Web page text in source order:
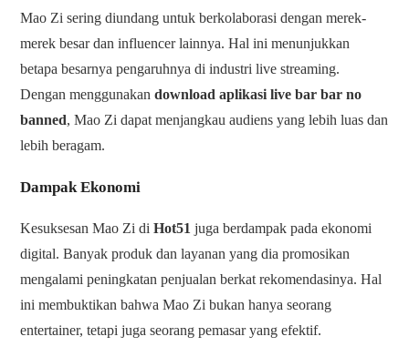
Mao Zi sering diundang untuk berkolaborasi dengan merek-
merek besar dan influencer lainnya. Hal ini menunjukkan
betapa besarnya pengaruhnya di industri live streaming.
Dengan menggunakandownload aplikasi live bar bar no
banned, Mao Zi dapat menjangkau audiens yang lebih luas dan
lebih beragam.
Dampak Ekonomi
Kesuksesan Mao Zi diHot51 juga berdampak pada ekonomi
digital. Banyak produk dan layanan yang dia promosikan
mengalami peningkatan penjualan berkat rekomendasinya. Hal
ini membuktikan bahwa Mao Zi bukan hanya seorang
entertainer, tetapi juga seorang pemasar yang efektif.